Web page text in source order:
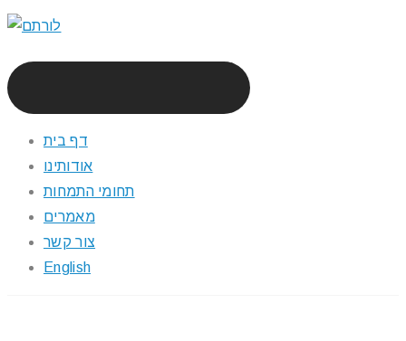
דף בית
אודותינו
תחומי התמחות
מאמרים
צור קשר
English